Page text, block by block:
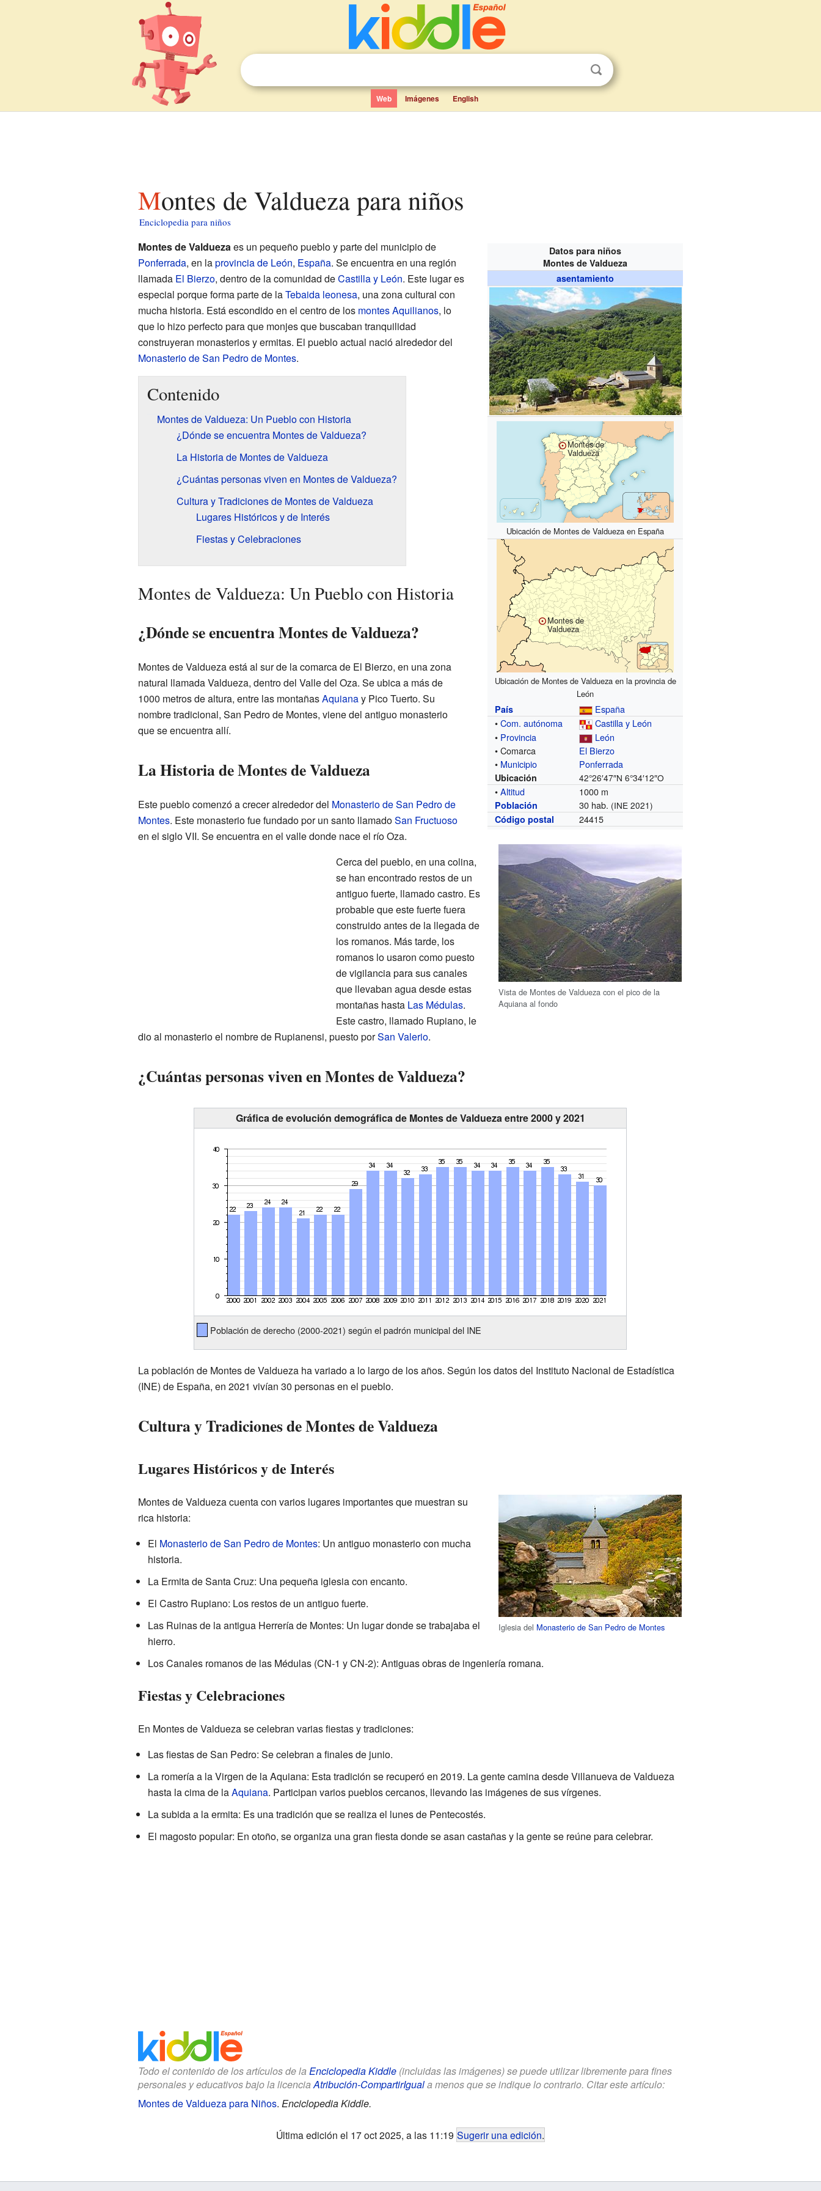
Web Imágenes English
Montes de Valdueza para niños
Enciclopedia para niños
Datos para niños
Montes de Valdueza
asentamiento
Montes de
Valdueza
Ubicación de Montes de Valdueza en España
Montes de
Valdueza
Ubicación de Montes de Valdueza en la provincia de
León
País
España
•Com. autónoma
Castilla y León
• Provincia
León
• Comarca
El Bierzo
• Municipio Ponferrada
Ubicación 42°26′47″N 6°34′12″O
•Altitud 1000 m
Población 30 hab. (INE 2021)
Código postal
24415
Montes de Valduezaes un pequeño pueblo y parte del municipio de
Ponferrada, en laprovincia de León, España. Se encuentra en una región
llamada El Bierzo, dentro de la comunidad deCastilla y León. Este lugar es
especial porque forma parte de laTebaida leonesa, una zona cultural con
mucha historia. Está escondido en el centro de los montes Aquilianos, lo
que lo hizo perfecto para que monjes que buscaban tranquilidad
construyeran monasterios y ermitas. El pueblo actual nació alrededor del
Monasterio de San Pedro de Montes.
Contenido
Montes de Valdueza: Un Pueblo con Historia
¿Dónde se encuentra Montes de Valdueza?
La Historia de Montes de Valdueza
¿Cuántas personas viven en Montes de Valdueza?
Cultura y Tradiciones de Montes de Valdueza
Lugares Históricos y de Interés
Fiestas y Celebraciones
Montes de Valdueza: Un Pueblo con Historia
¿Dónde se encuentra Montes de Valdueza?
Vista de Montes de Valdueza con el pico de la
Aquiana al fondo
Montes de Valdueza está al sur de la comarca de El Bierzo, en una zona
natural llamada Valdueza, dentro del Valle del Oza. Se ubica a más de
1000 metros de altura, entre las montañasAquianay Pico Tuerto. Su
nombre tradicional, San Pedro de Montes, viene del antiguo monasterio
que se encuentra allí.
La Historia de Montes de Valdueza
Este pueblo comenzó a crecer alrededor del Monasterio de San Pedro de
Montes. Este monasterio fue fundado por un santo llamadoSan Fructuoso
en el siglo VII. Se encuentra en el valle donde nace el río Oza.
Cerca del pueblo, en una colina,
se han encontrado restos de un
antiguo fuerte, llamado castro. Es
probable que este fuerte fuera
construido antes de la llegada de
los romanos. Más tarde, los
romanos lo usaron como puesto
de vigilancia para sus canales
que llevaban agua desde estas
montañas hasta Las Médulas.
Este castro, llamado Rupiano, le
dio al monasterio el nombre de Rupianensi, puesto porSan Valerio.
¿Cuántas personas viven en Montes de Valdueza?
Gráfica de evolución demográfica de Montes de Valdueza entre 2000 y 2021
Población de derecho (2000-2021) según el padrón municipal del INE
La población de Montes de Valdueza ha variado a lo largo de los años. Según los datos del Instituto Nacional de Estadística
(INE) de España, en 2021 vivían 30 personas en el pueblo.
Cultura y Tradiciones de Montes de Valdueza
Lugares Históricos y de Interés
Iglesia del Monasterio de San Pedro de Montes
Montes de Valdueza cuenta con varios lugares importantes que muestran su
rica historia:
El Monasterio de San Pedro de Montes: Un antiguo monasterio con mucha
historia.
La Ermita de Santa Cruz: Una pequeña iglesia con encanto.
El Castro Rupiano: Los restos de un antiguo fuerte.
Las Ruinas de la antigua Herrería de Montes: Un lugar donde se trabajaba el
hierro.
Los Canales romanos de las Médulas (CN-1 y CN-2): Antiguas obras de ingeniería romana.
Fiestas y Celebraciones
En Montes de Valdueza se celebran varias fiestas y tradiciones:
Las fiestas de San Pedro: Se celebran a finales de junio.
La romería a la Virgen de la Aquiana: Esta tradición se recuperó en 2019. La gente camina desde Villanueva de Valdueza
hasta la cima de laAquiana. Participan varios pueblos cercanos, llevando las imágenes de sus vírgenes.
La subida a la ermita: Es una tradición que se realiza el lunes de Pentecostés.
El magosto popular: En otoño, se organiza una gran fiesta donde se asan castañas y la gente se reúne para celebrar.
Todo el contenido de los artículos de la Enciclopedia Kiddle(incluidas las imágenes) se puede utilizar libremente para fines
personales y educativos bajo la licenciaAtribución-CompartirIguala menos que se indique lo contrario. Citar este artículo:
Montes de Valdueza para Niños. Enciclopedia Kiddle.
Última edición el 17 oct 2025, a las 11:19 Sugerir una edición.